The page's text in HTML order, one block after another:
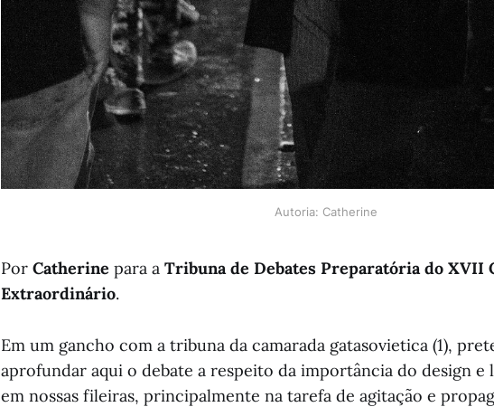
Autoria: Catherine
Por Catherine para a Tribuna de Debates Preparatória do XVII
Extraordinário.
Em um gancho com a tribuna da camarada gatasovietica (1),
aprofundar aqui o debate a respeito da importância do design e
em nossas fileiras, principalmente na tarefa de agitação e